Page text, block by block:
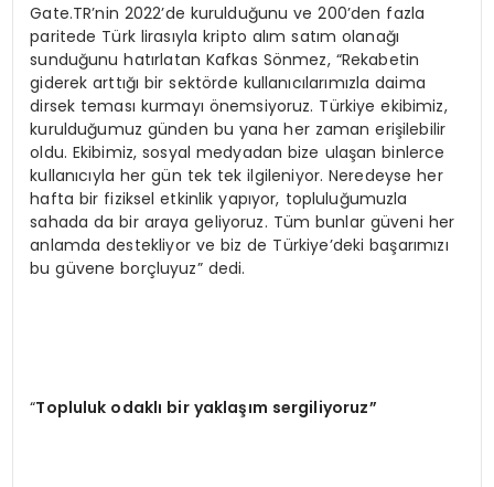
Gate.TR’nin 2022’de kurulduğunu ve 200’den fazla
paritede Türk lirasıyla kripto alım satım olanağı
sunduğunu hatırlatan Kafkas Sönmez, “Rekabetin
giderek arttığı bir sektörde kullanıcılarımızla daima
dirsek teması kurmayı önemsiyoruz. Türkiye ekibimiz,
kurulduğumuz günden bu yana her zaman erişilebilir
oldu. Ekibimiz, sosyal medyadan bize ulaşan binlerce
kullanıcıyla her gün tek tek ilgileniyor. Neredeyse her
hafta bir fiziksel etkinlik yapıyor, topluluğumuzla
sahada da bir araya geliyoruz. Tüm bunlar güveni her
anlamda destekliyor ve biz de Türkiye’deki başarımızı
bu güvene borçluyuz” dedi.
“Topluluk odaklı bir yaklaşım sergiliyoruz”